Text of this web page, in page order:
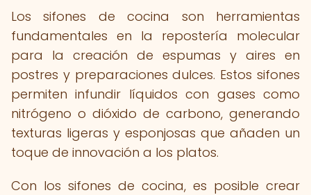
Los sifones de cocina son herramientas
fundamentales en la repostería molecular
para la creación de espumas y aires en
postres y preparaciones dulces. Estos sifones
permiten infundir líquidos con gases como
nitrógeno o dióxido de carbono, generando
texturas ligeras y esponjosas que añaden un
toque de innovación a los platos.
Con los sifones de cocina, es posible crear